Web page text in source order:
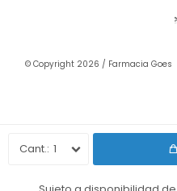
1
© Copyright 2026 / Farmacia Goes